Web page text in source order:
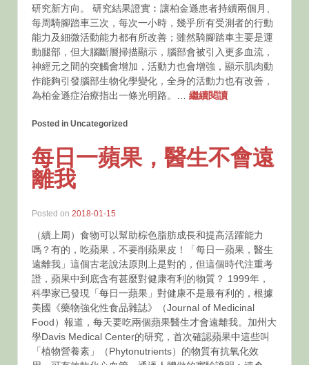
研究新方向。 研究結果證實︰讓柏金遜患者持續兩個月、
每周騎腳踏車三次，每次一小時，幾乎所有受測者的行動
能力及細微活動能力都有所改善；雖然騎腳踏車主要是運
動腿部，但大腦斷層掃描顯示，腦部會被引入更多血流，
神經元之間的突觸會增加，活動力也會增強，顯示肌肉動
作能夠引發腦部生物化學變化，全身的活動力也有改善，
為柏金遜症治療指出一條光明路。… 繼續閱讀
Posted in Uncategorized
每日一蘋果，醫生不會遠
離我
Posted on 2018-01-15
（續上周）食物可以幫助棕色脂肪成長和提高活躍能力
嗎？有的，吃蘋果，不要削蘋果皮！「每日一蘋果，醫生
遠離我」這個古老說法原則上是對的，但這個時代注重考
證，蘋果中到底含有甚麼對健康有利的物質？ 1999年，
科學家已發現「每日一蘋果」對健康不是最有利的，根據
美國《藥物強化性食品雜誌》（Journal of Medicinal
Food）報道，每天要吃兩個蘋果醫生才會遠離我。加州大
學Davis Medical Center的研究，首次確認蘋果中這些叫
「植物營養素」（Phytonutrients）的物質有抗氧化效